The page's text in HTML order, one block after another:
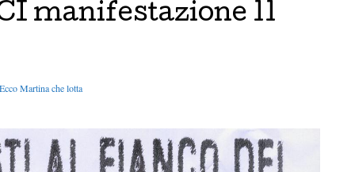
manifestazione 11
Ecco Martina che lotta